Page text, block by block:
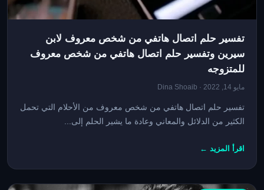
تفسير حلم اتصال هاتفي من شخص معروف لابن
سيرين وتفسير حلم اتصال هاتفي من شخص معروف
للمتزوجه
مايو 14, 2022 · Dina Shoaib
تفسير حلم اتصال هاتفي من شخص معروف من الأحلام التي تحمل
الكثير من الدلائل والمعاني وعادة ما يشير الحلم إلى...
اقرأ المزيد ←